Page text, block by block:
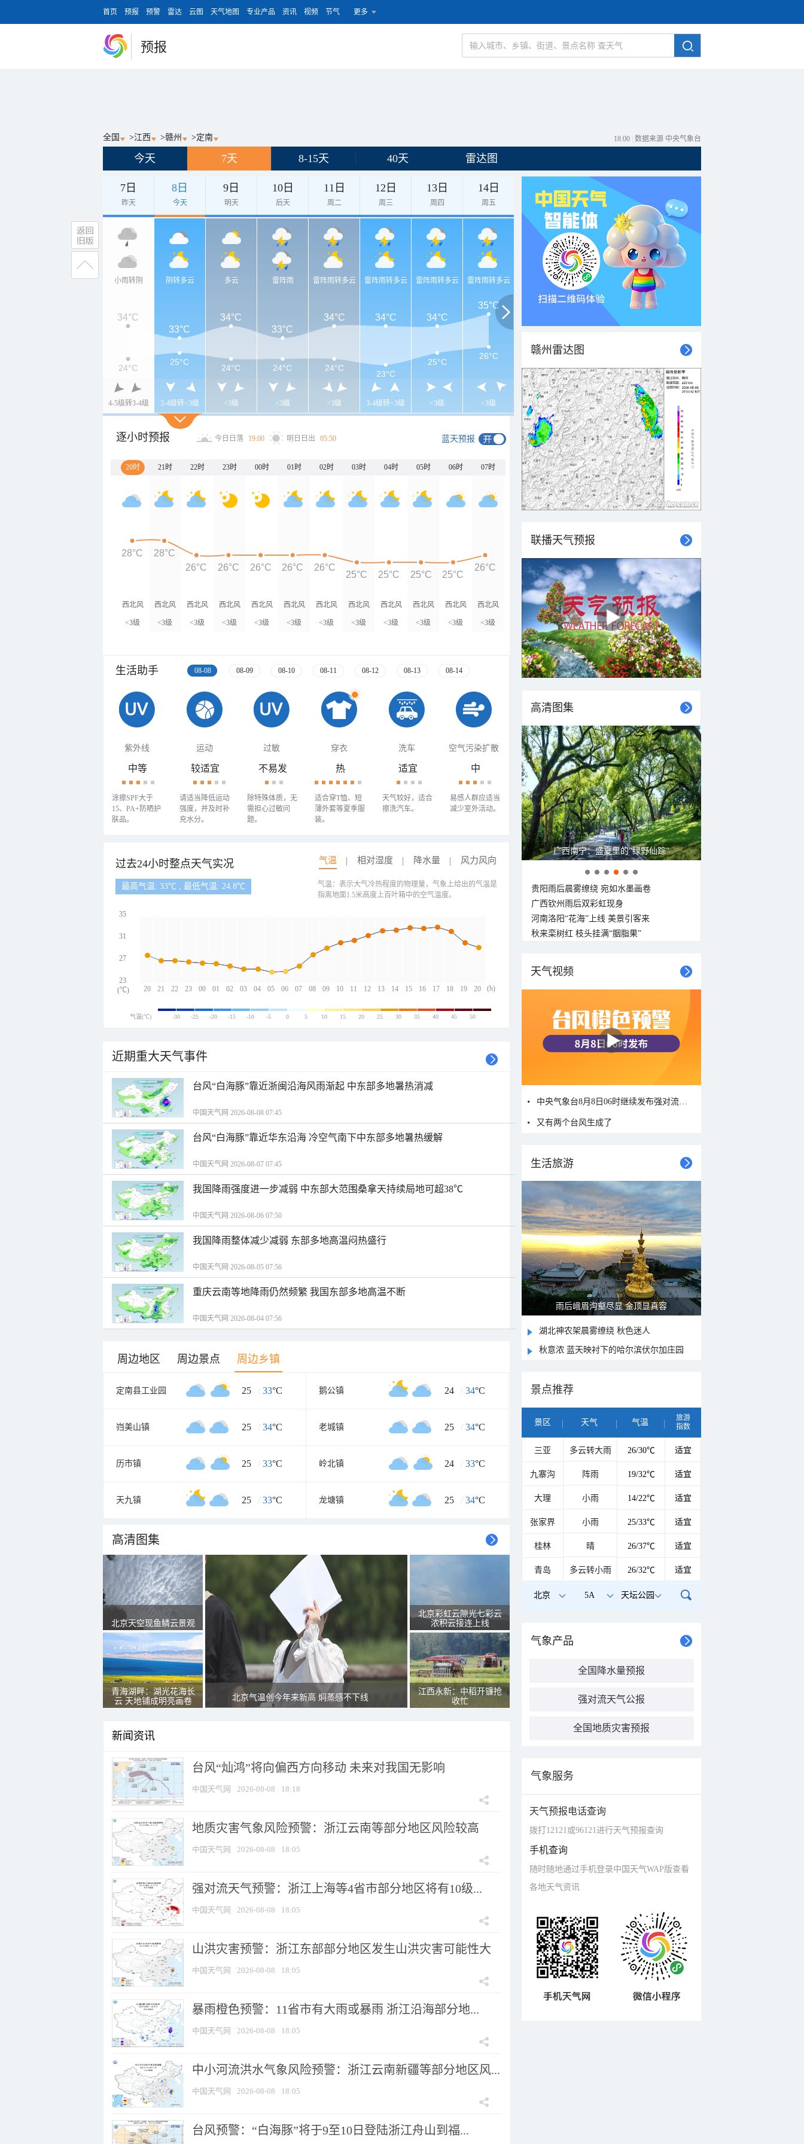
首页 预报 预警 雷达 云图 天气地图 专业产品 资讯 视频 节气 更多
预报
全国 >江西 >赣州 >定南 18:00 数据来源 中央气象台
今天 7天 8-15天 40天 雷达图
7日
昨天
8日
今天
9日
明天
10日
后天
11日
周二
12日
周三
13日
周四
14日
周五
小雨转阴
4-5级转3-4级
阴转多云
3-4级转<3级
多云
<3级
雷阵雨
<3级
雷阵雨转多云
<3级
雷阵雨转多云
3-4级转<3级
雷阵雨转多云
<3级
雷阵雨转多云
<3级
34°C
33°C
34°C
33°C
34°C 34°C 34°C
35°C
24°C
25°C
24°C 24°C 24°C
23°C
25°C
26°C
逐小时预报 今日日落 19:00 明日日出 05:50 蓝天预报
20时 21时 22时 23时 00时 01时 02时 03时 04时 05时 06时 07时
西北风
<3级
西北风
<3级
西北风
<3级
西北风
<3级
西北风
<3级
西北风
<3级
西北风
<3级
西北风
<3级
西北风
<3级
西北风
<3级
西北风
<3级
西北风
<3级
28°C
28°C
26°C
26°C 26°C 26°C 26°C
25°C 25°C 25°C 25°C
26°C
生活助手 08-08 08-09 08-10 08-11 08-12 08-13 08-14
紫外线 运动 过敏 穿衣 洗车 空气污染扩散
中等
涂擦SPF大于
15、PA+防晒护
肤品。
较适宜
请适当降低运动
强度，并及时补
充水分。
不易发
除特殊体质，无
需担心过敏问
题。
热
适合穿T恤、短
薄外套等夏季服
装。
适宜
天气较好，适合
擦洗汽车。
中
易感人群应适当
减少室外活动。
过去24小时整点天气实况 气温 相对湿度 降水量 风力风向
最高气温: 33℃ , 最低气温: 24.8℃
20 21 22 23 00 01 02 03 04 05 06 07 08 09 10 11 12 13 14 15 16 17 18 19 20
35
31
27
23
(h)
(℃)
气温：表示大气冷热程度的物理量，气象上给出的气温是
指离地面1.5米高度上百叶箱中的空气温度。
气温(℃) -30 -25 -20 -15 -10 -5 0 5 10 15 20 25 30 35 40 45 50
近期重大天气事件
台风“白海豚”靠近浙闽沿海风雨渐起 中东部多地暑热消减
中国天气网 2026-08-08 07:45
台风“白海豚”靠近华东沿海 冷空气南下中东部多地暑热缓解
中国天气网 2026-08-07 07:45
我国降雨强度进一步减弱 中东部大范围桑拿天持续局地可超38℃
中国天气网 2026-08-06 07:50
我国降雨整体减少减弱 东部多地高温闷热盛行
中国天气网 2026-08-05 07:56
重庆云南等地降雨仍然频繁 我国东部多地高温不断
中国天气网 2026-08-04 07:56
周边地区 周边景点 周边乡镇
定南县工业园 25 / 33°C 鹅公镇 24 / 34°C
岿美山镇 25 / 34°C 老城镇 25 / 34°C
历市镇 25 / 33°C 岭北镇 24 / 33°C
天九镇 25 / 33°C 龙塘镇 25 / 34°C
高清图集
北京天空现鱼鳞云景观
青海湖畔：湖光花海长
云 天地铺成明亮画卷
北京气温创今年来新高 焖蒸感不下线
北京彩虹云隙光七彩云
浓积云接连上线
江西永新：中稻开镰抢
收忙
新闻资讯
台风“灿鸿”将向偏西方向移动 未来对我国无影响
中国天气网 2026-08-08 18:18
地质灾害气象风险预警：浙江云南等部分地区风险较高
中国天气网 2026-08-08 18:05
强对流天气预警：浙江上海等4省市部分地区将有10级...
中国天气网 2026-08-08 18:05
山洪灾害预警：浙江东部部分地区发生山洪灾害可能性大
中国天气网 2026-08-08 18:05
暴雨橙色预警：11省市有大雨或暴雨 浙江沿海部分地...
中国天气网 2026-08-08 18:05
中小河流洪水气象风险预警：浙江云南新疆等部分地区风...
中国天气网 2026-08-08 18:05
台风预警：“白海豚”将于9至10日登陆浙江舟山到福...
赣州雷达图
联播天气预报
高清图集
广西南宁：盛夏里的“绿野仙踪”
贵阳雨后晨雾缭绕 宛如水墨画卷
广西钦州雨后双彩虹现身
河南洛阳“花海”上线 美景引客来
秋来栾树红 枝头挂满“胭脂果”
天气视频
又有两个台风生成了
生活旅游
雨后峨眉沟壑尽显 金顶显真容
湖北神农架晨雾缭绕 秋色迷人
秋意浓 蓝天映衬下的哈尔滨伏尔加庄园
景点推荐
景区 天气 气温
旅游
指数
三亚 多云转大雨 26/30℃ 适宜
九寨沟 阵雨 19/32℃ 适宜
大理 小雨 14/22℃ 适宜
张家界 小雨 25/33℃ 适宜
桂林 晴 26/37℃ 适宜
青岛 多云转小雨 26/32℃ 适宜
北京 5A 天坛公园
气象产品
全国降水量预报
强对流天气公报
全国地质灾害预报
气象服务
天气预报电话查询
拨打12121或96121进行天气预报查询
手机查询
随时随地通过手机登录中国天气WAP版查看
各地天气资讯